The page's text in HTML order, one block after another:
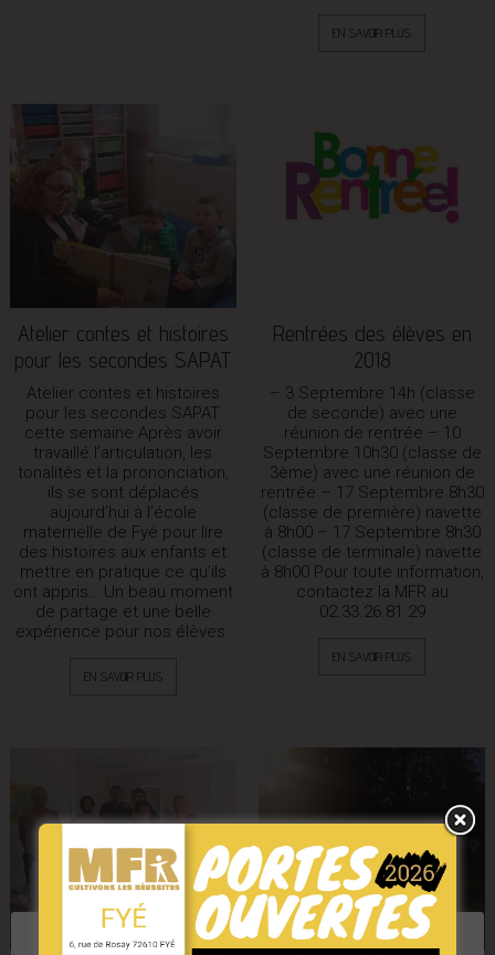
EN SAVOIR PLUS
Atelier contes et histoires
pour les secondes SAPAT
Atelier contes et histoires
pour les secondes SAPAT
cette semaine Après avoir
travaillé l’articulation, les
tonalités et la prononciation,
ils se sont déplacés
aujourd’hui à l’école
maternelle de Fyé pour lire
des histoires aux enfants et
mettre en pratique ce qu’ils
ont appris… Un beau moment
de partage et une belle
expérience pour nos élèves.
EN SAVOIR PLUS
Rentrées des élèves en
2018
– 3 Septembre 14h (classe
de seconde) avec une
réunion de rentrée – 10
Septembre 10h30 (classe de
3ème) avec une réunion de
rentrée – 17 Septembre 8h30
(classe de première) navette
à 8h00 – 17 Septembre 8h30
(classe de terminale) navette
à 8h00 Pour toute information,
contactez la MFR au
02.33.26.81.29
EN SAVOIR PLUS